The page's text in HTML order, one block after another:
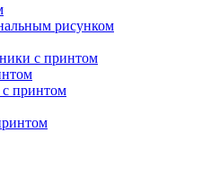
рисунком
с принтом
принтом